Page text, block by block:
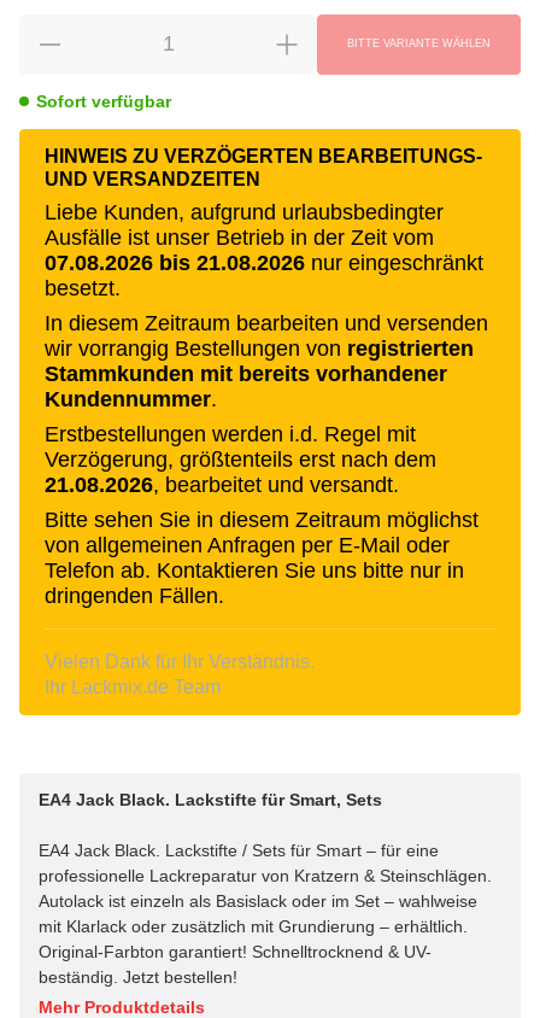
BITTE VARIANTE WÄHLEN
Sofort verfügbar
HINWEIS ZU VERZÖGERTEN BEARBEITUNGS-
UND VERSANDZEITEN
Liebe Kunden, aufgrund urlaubsbedingter
Ausfälle ist unser Betrieb in der Zeit vom
07.08.2026 bis 21.08.2026 nur eingeschränkt
besetzt.
In diesem Zeitraum bearbeiten und versenden
wir vorrangig Bestellungen von registrierten
Stammkunden mit bereits vorhandener
Kundennummer.
Erstbestellungen werden i.d. Regel mit
Verzögerung, größtenteils erst nach dem
21.08.2026, bearbeitet und versandt.
Bitte sehen Sie in diesem Zeitraum möglichst
von allgemeinen Anfragen per E-Mail oder
Telefon ab. Kontaktieren Sie uns bitte nur in
dringenden Fällen.
Vielen Dank für Ihr Verständnis.
Ihr Lackmix.de Team
EA4 Jack Black. Lackstifte für Smart, Sets
EA4 Jack Black. Lackstifte / Sets für Smart – für eine
professionelle Lackreparatur von Kratzern & Steinschlägen.
Autolack ist einzeln als Basislack oder im Set – wahlweise
mit Klarlack oder zusätzlich mit Grundierung – erhältlich.
Original-Farbton garantiert! Schnelltrocknend & UV-
beständig. Jetzt bestellen!
Mehr Produktdetails